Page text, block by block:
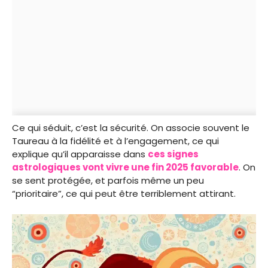
Ce qui séduit, c’est la sécurité. On associe souvent le
Taureau à la fidélité et à l’engagement, ce qui
explique qu’il apparaisse dans ces signes
astrologiques vont vivre une fin 2025 favorable. On
se sent protégée, et parfois même un peu
“prioritaire”, ce qui peut être terriblement attirant.